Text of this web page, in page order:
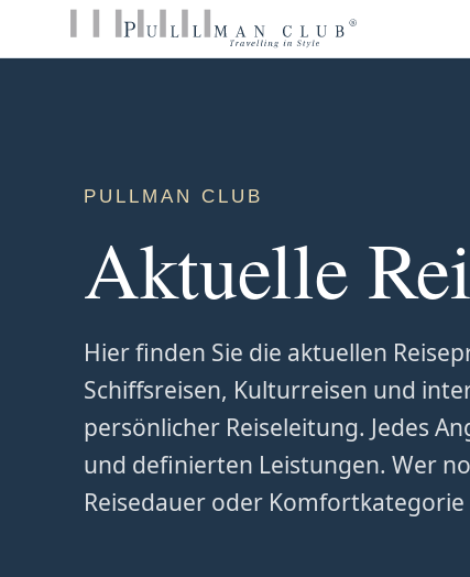
PULLMAN CLUB
Aktuelle
Hier finden Sie die aktuellen
Schiffsreisen, Kulturreisen und
persönlicher Reiseleitung. Jedes
und definierten Leistungen. Wer
Reisedauer oder